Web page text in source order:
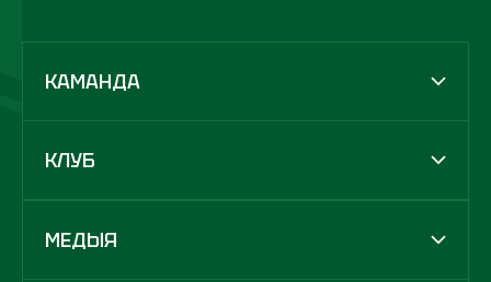
КАМАНДА
КЛУБ
МЕДЫЯ